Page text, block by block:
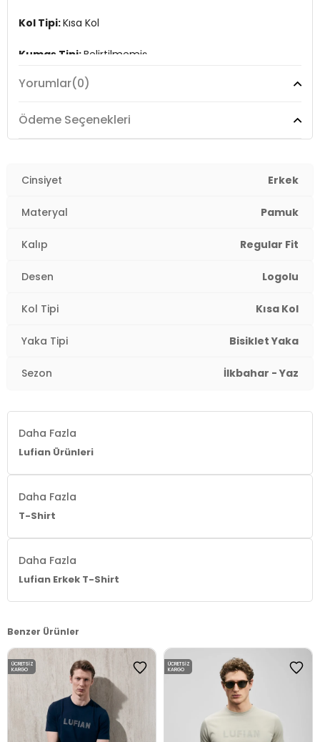
Kol Tipi:Kısa Kol
Kumaş Tipi:Belirtilmemiş
Boy:Standart
Kalıp Bilgisi:Regular Fit
Menşei:
Yorumlar(0)
Ödeme Seçenekleri
Cinsiyet Erkek
Materyal Pamuk
Kalıp Regular Fit
Desen Logolu
Kol Tipi Kısa Kol
Yaka Tipi Bisiklet Yaka
Sezon İlkbahar - Yaz
Daha Fazla
Lufian Ürünleri
Daha Fazla
T-Shirt
Daha Fazla
Lufian Erkek T-Shirt
Benzer Ürünler
ÜCRETSIZ
KARGO
ÜCRETSIZ
KARGO